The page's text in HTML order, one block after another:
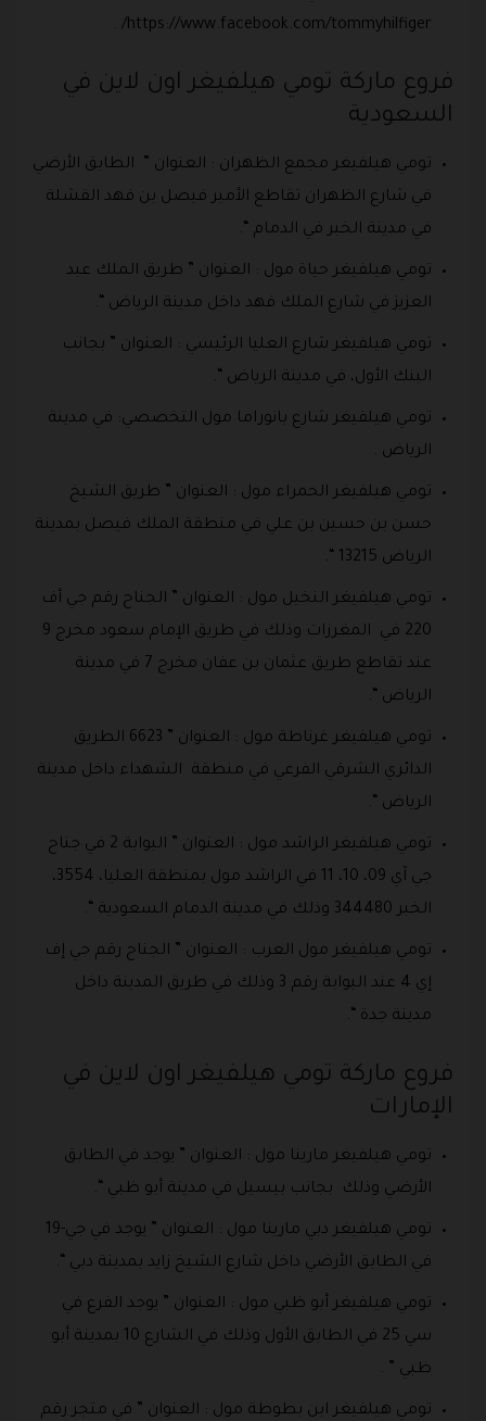
https://www.facebook.com/tommyhilfiger/ .
فروع ماركة تومي هيلفيغر اون لاين في
السعودية
تومي هيلفيغر مجمع الظهران : العنوان ” الطابق الأرضي
في شارع الظهران تقاطع الأمير فيصل بن فهد القشلة
في مدينة الخبر في الدمام “.
تومي هيلفيغر حياة مول : العنوان ” طريق الملك عبد
العزيز في شارع الملك فهد داخل مدينة الرياض “.
تومي هيلفيغر شارع العليا الرئيسي : العنوان ” بجانب
البنك الأول، في مدينة الرياض “.
تومي هيلفيغر شارع بانوراما مول التخصصي: في مدينة
الرياض .
تومي هيلفيغر الحمراء مول : العنوان ” طريق الشيخ
حسن بن حسين بن علي في منطقة الملك فيصل بمدينة
الرياض 13215 “.
تومي هيلفيغر النخيل مول : العنوان ” الجناح رقم جي أف
220 في المغرزات وذلك في طريق الإمام سعود مخرج 9
عند تقاطع طريق عثمان بن عفان مخرج 7 في مدينة
الرياض “.
تومي هيلفيغر غرناطة مول : العنوان ” 6623 الطريق
الدائري الشرقي الفرعي في منطقة الشهداء داخل مدينة
الرياض “.
تومي هيلفيغر الراشد مول : العنوان ” البوابة 2 في جناح
جي آي 09، 10، 11 في الراشد مول بمنطقة العليا، 3554،
الخبر 344480 وذلك في مدينة الدمام السعودية “.
تومي هيلفيغر مول العرب : العنوان ” الجناح رقم جي إف
إي 4 عند البوابة رقم 3 وذلك في طريق المدينة داخل
مدينة جدة “.
فروع ماركة تومي هيلفيغر اون لاين في
الإمارات
تومي هيلفيغر مارينا مول : العنوان ” يوجد في الطابق
الأرضي وذلك بجانب بيسيل في مدينة أبو ظبي “.
تومي هيلفيغر دبي مارينا مول : العنوان ” يوجد في جي-19
في الطابق الأرضي داخل شارع الشيخ زايد بمدينة دبي “.
تومي هيلفيغر أبو ظبي مول : العنوان ” يوجد الفرع في
سي 25 في الطابق الأول وذلك في الشارع 10 بمدينة أبو
ظبي ” .
تومي هيلفيغر ابن بطوطة مول : العنوان ” في متجر رقم